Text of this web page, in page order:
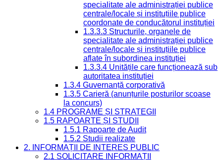
specialitate ale administrației publice
centrale/locale și instituțiile publice
coordonate de conducătorul instituției
1.3.3.3 Structurile, organele de
specialitate ale administrației publice
centrale/locale și instituțiile publice
aflate în subordinea instituției
1.3.3.4 Unitățile care funcționează sub
autoritatea instituției
1.3.4 Guvernanță corporativă
1.3.5 Carieră (anunțurile posturilor scoase
la concurs)
1.4 PROGRAME ȘI STRATEGII
1.5 RAPOARTE ȘI STUDII
1.5.1 Rapoarte de Audit
1.5.2 Studii realizate
2. INFORMAȚII DE INTERES PUBLIC
2.1 SOLICITARE INFORMAȚII